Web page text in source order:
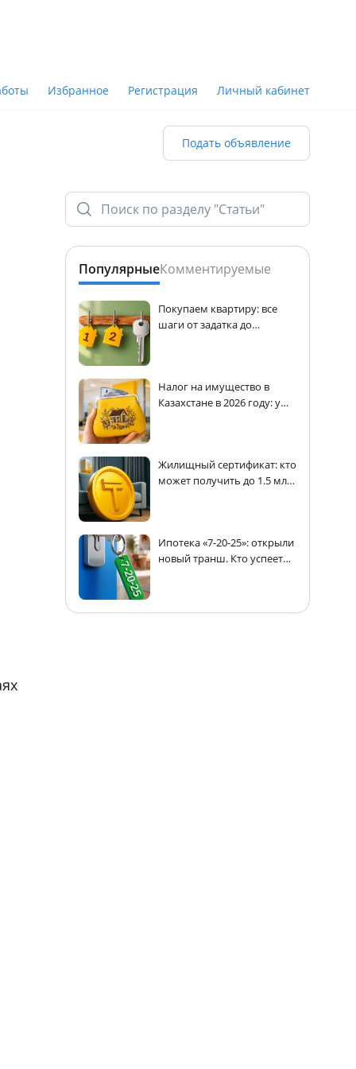
Избранное Регистрация Личный кабинет
Подать объявление
ПопулярныеКомментируемые
Покупаем квартиру: все
шаги от задатка до
Налог на имущество в
Казахстане в 2026 году: у
Жилищный сертификат: кто
может получить до 1.5 млн
Ипотека «7-20-25»: открыли
новый транш. Кто успеет